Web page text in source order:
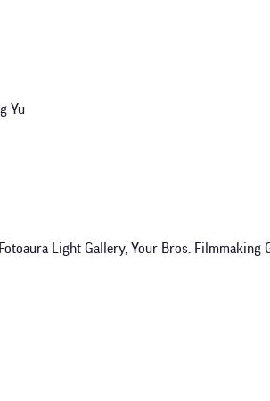
Yu
Light Gallery, Your Bros. Filmmaking